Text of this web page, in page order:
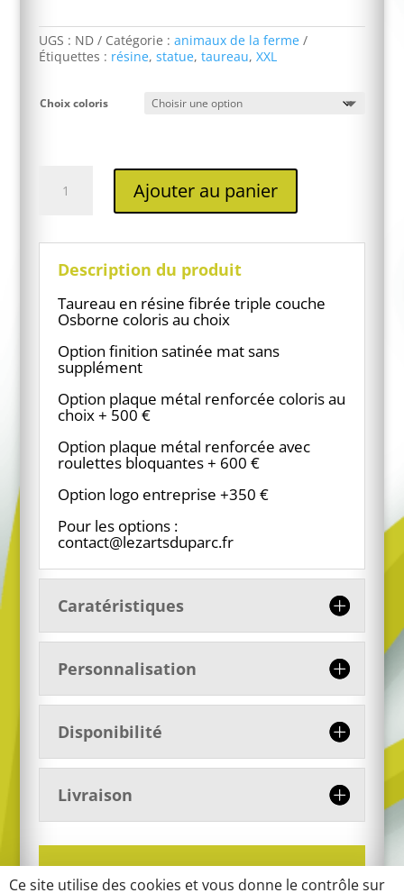
UGS : ND Catégorie : animaux de la ferme
Étiquettes : résine, statue, taureau, XXL
Choix coloris
Ajouter au panier
Description du produit
Taureau en résine fibrée triple couche
Osborne coloris au choix
Option finition satinée mat sans
supplément
Option plaque métal renforcée coloris au
choix + 500 €
Option plaque métal renforcée avec
roulettes bloquantes + 600 €
Option logo entreprise +350 €
Pour les options :
contact@lezartsduparc.fr
Caratéristiques
Personnalisation
Disponibilité
Livraison
Ce site utilise des cookies et vous donne le contrôle sur